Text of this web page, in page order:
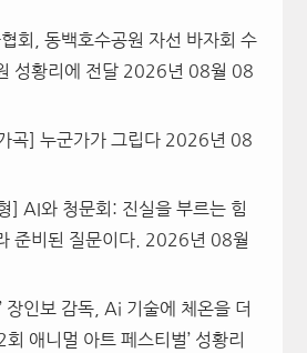
회, 동백호수공원 자선 바자회 수
성황리에 전달 2026년 08월 08
곡] 누군가가 그립다 2026년 08
] AI와 청문회: 진실을 부르는 힘
준비된 질문이다.
2026년 08월
장인보 감독, Ai 기술에 체온을 더
애니멀 아트 페스티벌’ 성황리